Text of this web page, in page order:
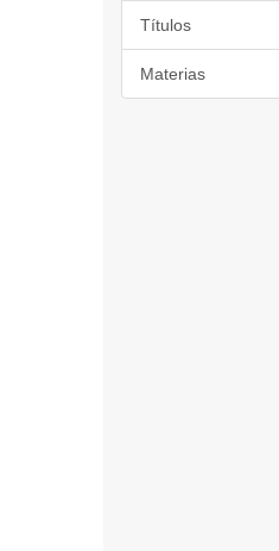
Títulos
Materias